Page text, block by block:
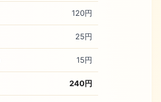
120円
25円
15円
240円